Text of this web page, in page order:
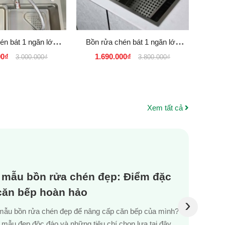
bát 1 ngăn lớn
Konox3.000.000₫
Bồn rửa chén bát 1 ngăn lớn
liền vòi KOREA Inox SUS 304
1.690.000₫ 3.800.000₫
Xem tất cả
bồn rửa chén đẹp: Điểm đặc
bếp hoàn hảo
bồn rửa chén đẹp để nâng cấp căn bếp của mình?
›